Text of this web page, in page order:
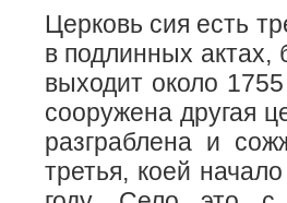
Церковь сия есть
в подлинных актах,
выходит около
сооружена другая
разграблена и
третья, коей